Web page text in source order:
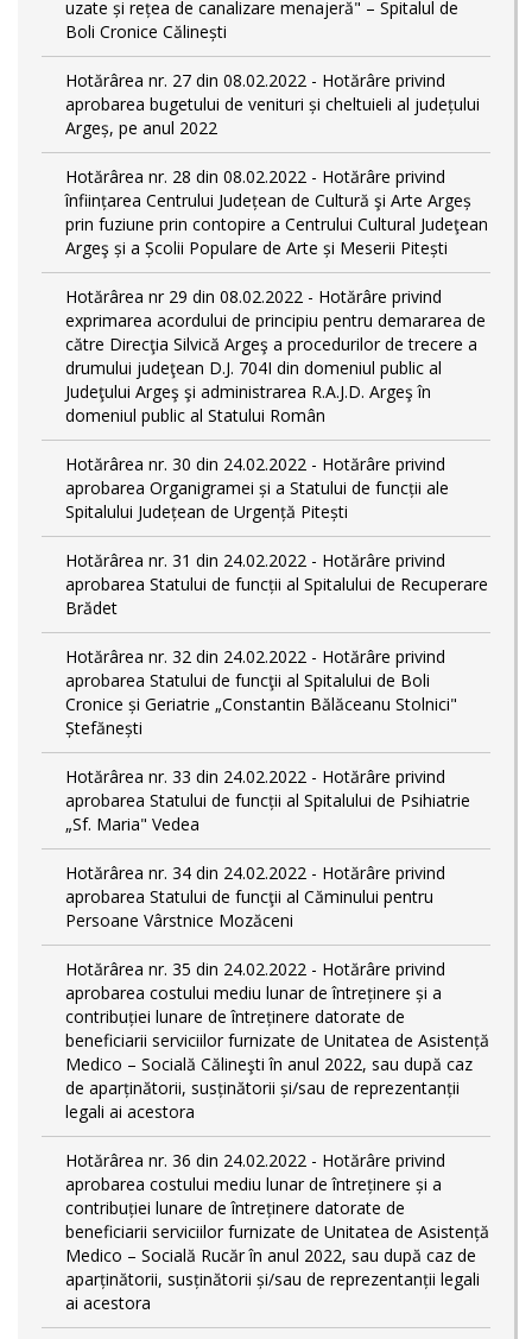
uzate și rețea de canalizare menajeră" – Spitalul de
Boli Cronice Călinești
Hotărârea nr. 27 din 08.02.2022 - Hotărâre privind
aprobarea bugetului de venituri și cheltuieli al județului
Argeș, pe anul 2022
Hotărârea nr. 28 din 08.02.2022 - Hotărâre privind
înființarea Centrului Județean de Cultură şi Arte Argeș
prin fuziune prin contopire a Centrului Cultural Judeţean
Argeş și a Școlii Populare de Arte și Meserii Pitești
Hotărârea nr 29 din 08.02.2022 - Hotărâre privind
exprimarea acordului de principiu pentru demararea de
către Direcţia Silvică Argeş a procedurilor de trecere a
drumului judeţean D.J. 704I din domeniul public al
Judeţului Argeş şi administrarea R.A.J.D. Argeş în
domeniul public al Statului Român
Hotărârea nr. 30 din 24.02.2022 - Hotărâre privind
aprobarea Organigramei și a Statului de funcții ale
Spitalului Județean de Urgență Pitești
Hotărârea nr. 31 din 24.02.2022 - Hotărâre privind
aprobarea Statului de funcții al Spitalului de Recuperare
Brădet
Hotărârea nr. 32 din 24.02.2022 - Hotărâre privind
aprobarea Statului de funcţii al Spitalului de Boli
Cronice și Geriatrie „Constantin Bălăceanu Stolnici"
Ștefănești
Hotărârea nr. 33 din 24.02.2022 - Hotărâre privind
aprobarea Statului de funcții al Spitalului de Psihiatrie
„Sf. Maria" Vedea
Hotărârea nr. 34 din 24.02.2022 - Hotărâre privind
aprobarea Statului de funcţii al Căminului pentru
Persoane Vârstnice Mozăceni
Hotărârea nr. 35 din 24.02.2022 - Hotărâre privind
aprobarea costului mediu lunar de întreținere și a
contribuției lunare de întreținere datorate de
beneficiarii serviciilor furnizate de Unitatea de Asistență
Medico – Socială Călineşti în anul 2022, sau după caz
de aparținătorii, susținătorii și/sau de reprezentanții
legali ai acestora
Hotărârea nr. 36 din 24.02.2022 - Hotărâre privind
aprobarea costului mediu lunar de întreținere și a
contribuției lunare de întreținere datorate de
beneficiarii serviciilor furnizate de Unitatea de Asistență
Medico – Socială Rucăr în anul 2022, sau după caz de
aparținătorii, susținătorii și/sau de reprezentanții legali
ai acestora